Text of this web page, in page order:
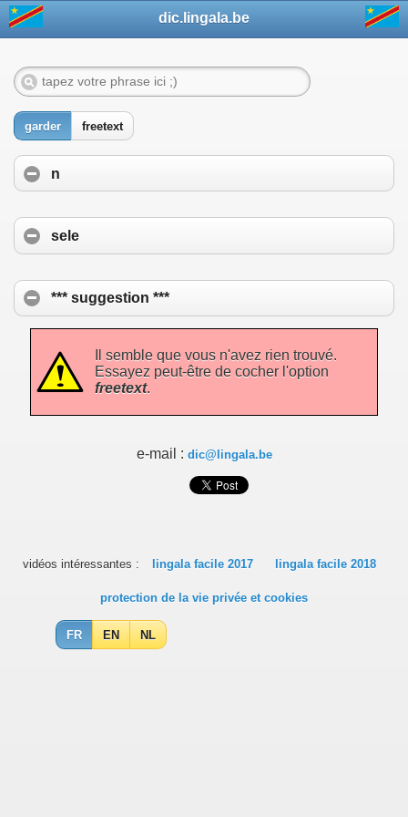
dic.lingala.be
garder freetext
n
sele
*** suggestion ***
Il semble que vous n'avez rien trouvé.
Essayez peut-être de cocher l'option
freetext.
e-mail : dic@lingala.be
vidéos intéressantes : lingala facile 2017 lingala facile 2018
protection de la vie privée et cookies
FR EN NL